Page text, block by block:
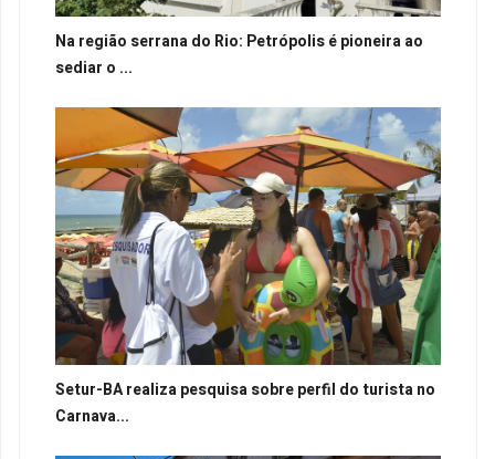
Na região serrana do Rio: Petrópolis é pioneira ao
sediar o ...
Setur-BA realiza pesquisa sobre perfil do turista no
Carnava...